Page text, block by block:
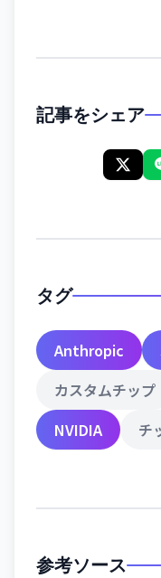
記事をシェア
タグ
Anthropic
カスタムチップ
NVIDIA
チ
参考ソース